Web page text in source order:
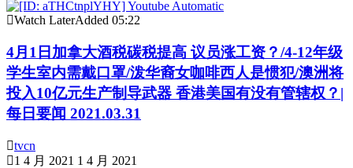
Watch LaterAdded 05:22
4月1日加拿大酒税碳税提高 议员涨工资？/4-12年级
学生室内需戴口罩/泼华裔女咖啡西人是惯犯/澳洲将
投入10亿元生产制导武器 香港美国有没有管辖权？|
每日要闻 2021.03.31
tvcn
1 4 月 2021 1 4 月 2021